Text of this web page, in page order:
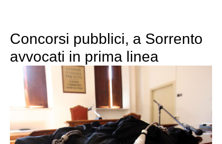
Concorsi pubblici, a Sorrento
avvocati in prima linea